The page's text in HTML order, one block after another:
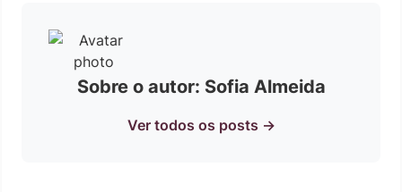
Sobre o autor: Sofia Almeida
Ver todos os posts →